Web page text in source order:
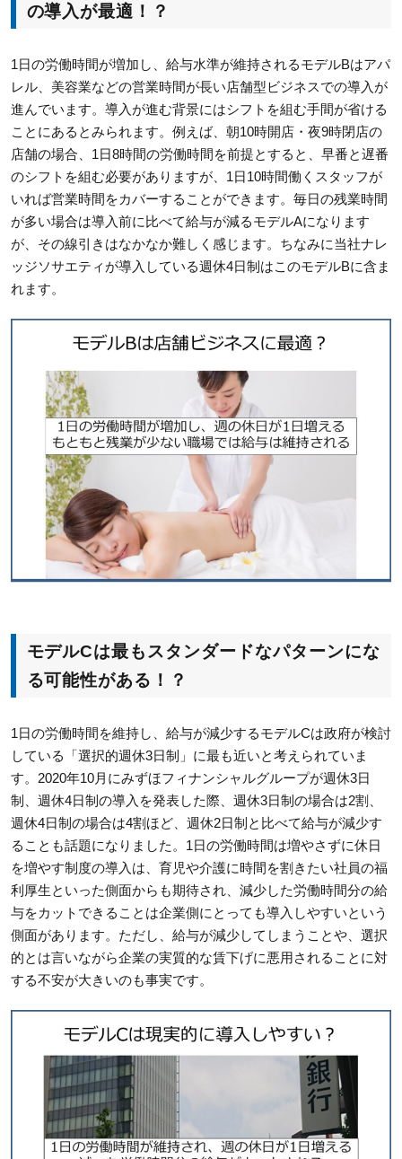
の導入が最適！？
1日の労働時間が増加し、給与水準が維持されるモデルBはアパ
レル、美容業などの営業時間が長い店舗型ビジネスでの導入が
進んでいます。導入が進む背景にはシフトを組む手間が省ける
ことにあるとみられます。例えば、朝10時開店・夜9時閉店の
店舗の場合、1日8時間の労働時間を前提とすると、早番と遅番
のシフトを組む必要がありますが、1日10時間働くスタッフが
いれば営業時間をカバーすることができます。毎日の残業時間
が多い場合は導入前に比べて給与が減るモデルAになります
が、その線引きはなかなか難しく感じます。ちなみに当社ナレ
ッジソサエティが導入している週休4日制はこのモデルBに含ま
れます。
モデルCは最もスタンダードなパターンにな
る可能性がある！？
1日の労働時間を維持し、給与が減少するモデルCは政府が検討
している「選択的週休3日制」に最も近いと考えられていま
す。2020年10月にみずほフィナンシャルグループが週休3日
制、週休4日制の導入を発表した際、週休3日制の場合は2割、
週休4日制の場合は4割ほど、週休2日制と比べて給与が減少す
ることも話題になりました。1日の労働時間は増やさずに休日
を増やす制度の導入は、育児や介護に時間を割きたい社員の福
利厚生といった側面からも期待され、減少した労働時間分の給
与をカットできることは企業側にとっても導入しやすいという
側面があります。ただし、給与が減少してしまうことや、選択
的とは言いながら企業の実質的な賃下げに悪用されることに対
する不安が大きいのも事実です。